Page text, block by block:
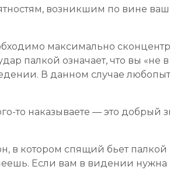
возникшим по вине
максимально
палкой означает, что вы «не
В данном случае
то наказываете — это добрый
в котором спящий бьет палкой
Если вам в видении нужна